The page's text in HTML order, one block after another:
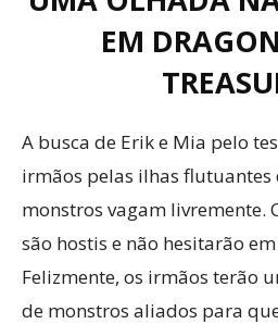
EM
A busca de Erik e Mia pelo
irmãos pelas ilhas flutuantes
monstros vagam livremente.
são hostis e não hesitarão
Felizmente, os irmãos terão
de monstros aliados para